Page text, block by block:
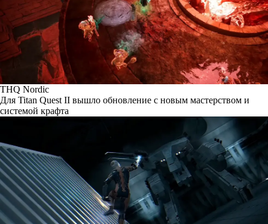
THQ Nordic
Для Titan Quest II вышло обновление с новым мастерством и
системой крафта